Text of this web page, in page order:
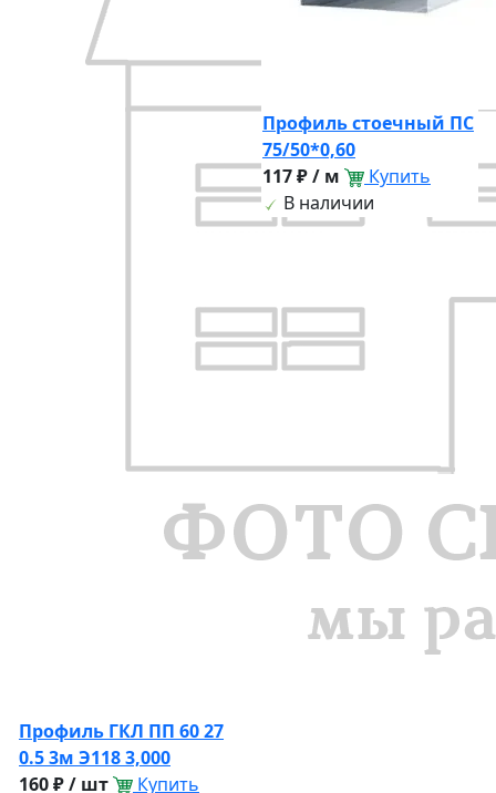
Профиль ГКЛ ПП 60 27
0.5 3м Э118 3,000
160 ₽ / шт
Купить
Профиль стоечный ПС
75/50*0,60
117 ₽ / м
Купить
В наличии